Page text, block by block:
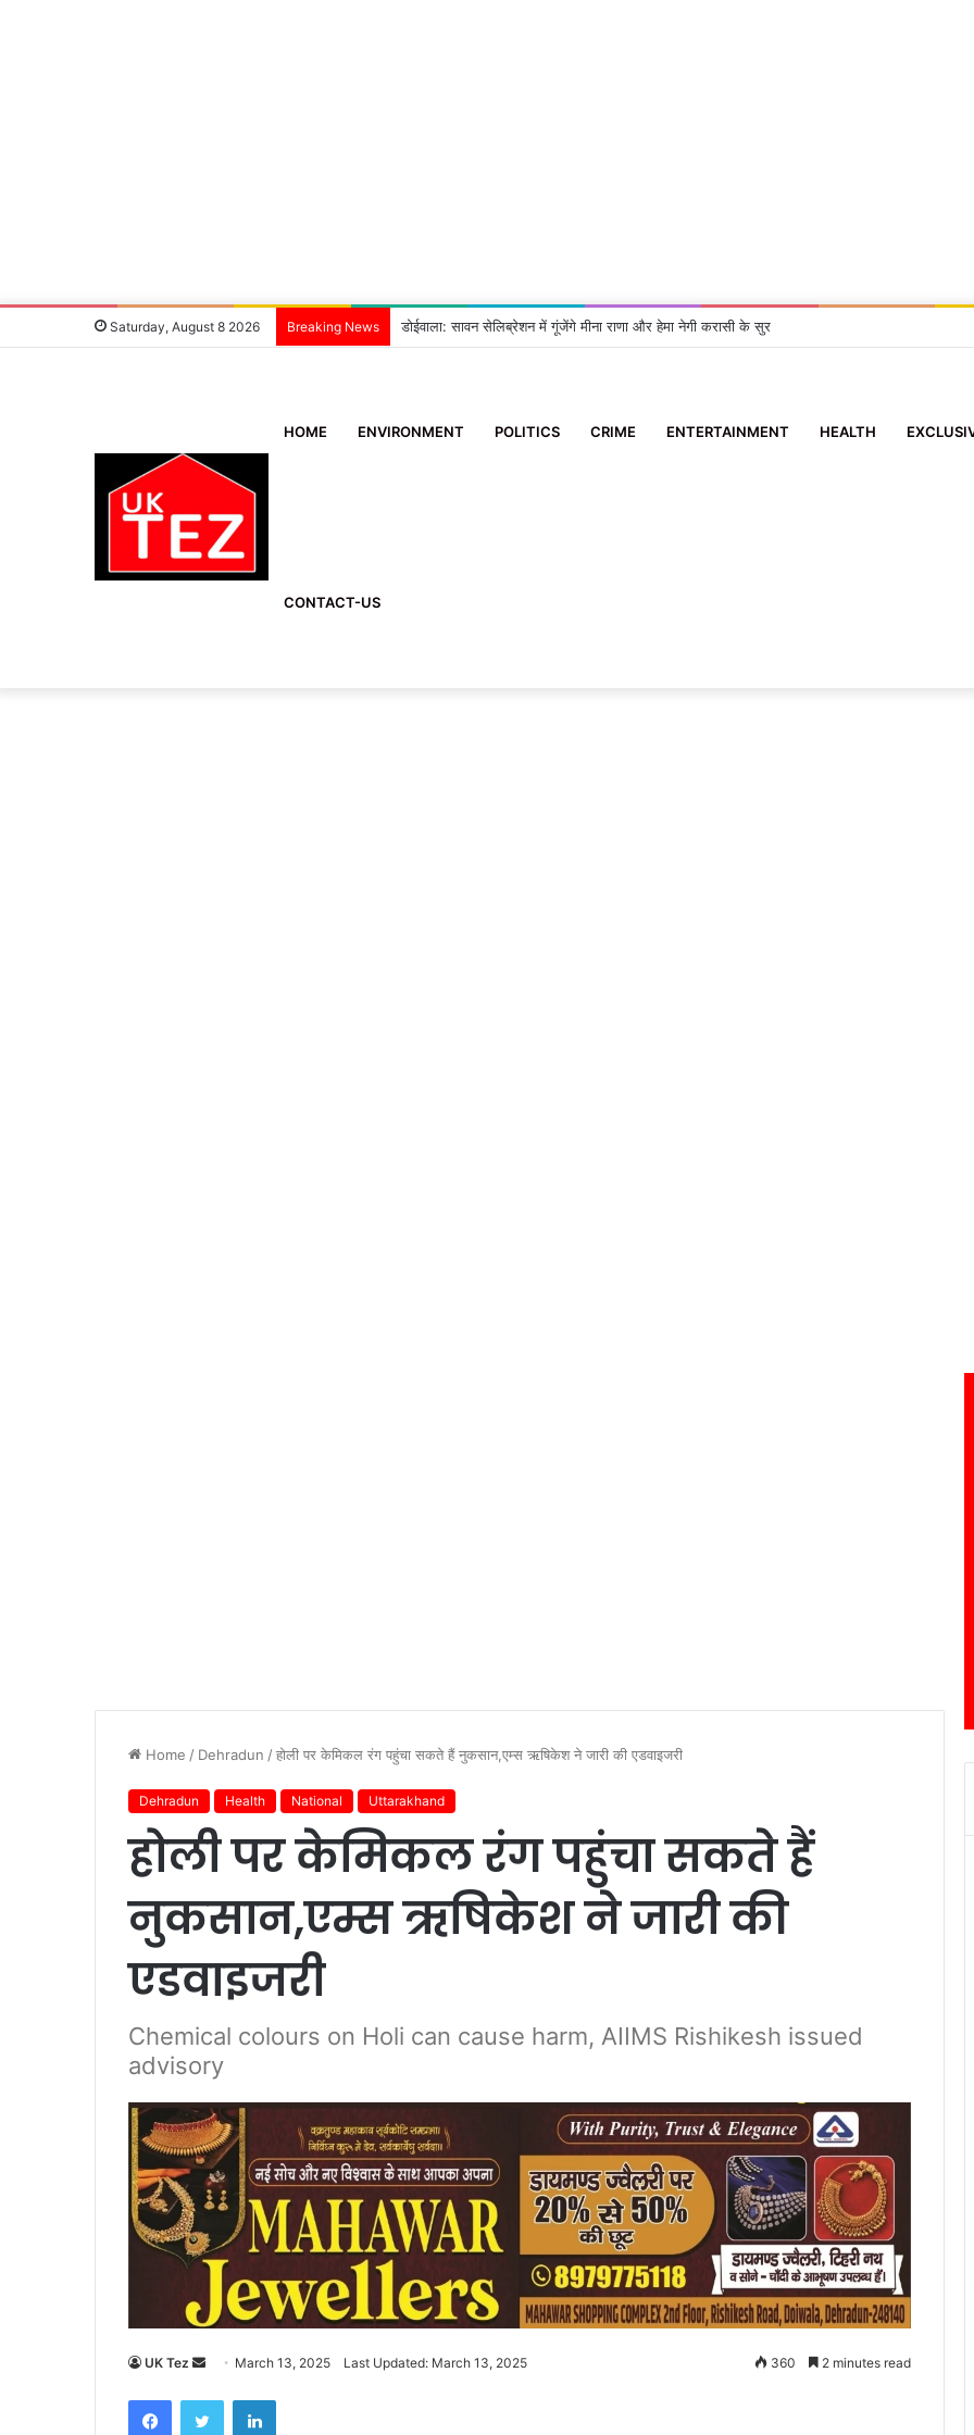
Saturday, August 8 2026 Breaking News मालदेवता में राहत कार्यों ने पकड़ी रफ्तार, आवागमन हुआ सुरक्षित
HOME ENVIRONMENT POLITICS CRIME ENTERTAINMENT HEALTH
CONTACT-US
Home / Dehradun /होली पर केमिकल रंग पहुंचा सकते हैं नुकसान,एम्स ऋषिकेश ने जारी की एडवाइजरी
Dehradun Health National Uttarakhand
होली पर केमिकल रंग पहुंचा सकते हैं
नुकसान,एम्स ऋषिकेश ने जारी की
एडवाइजरी
Chemical colours on Holi can cause harm, AIIMS Rishikesh issued
advisory
UK Tez
n
March 13, 2025 Last Updated: March 13, 2025 360 2 minutes read